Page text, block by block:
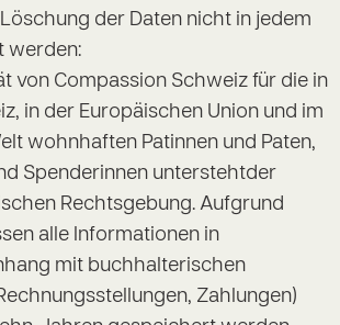
der Daten nicht in jedem
werden:
von Compassion Schweiz für die in
in der Europäischen Union und im
wohnhaften Patinnen und Paten,
Spenderinnen unterstehtder
Rechtsgebung. Aufgrund
alle Informationen in
mit buchhalterischen
Zahlungen)